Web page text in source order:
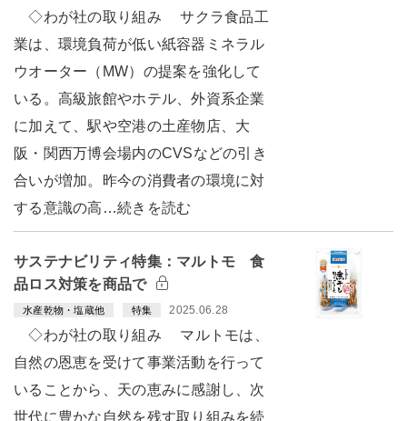
◇わが社の取り組み サクラ食品工
業は、環境負荷が低い紙容器ミネラル
ウオーター（MW）の提案を強化して
いる。高級旅館やホテル、外資系企業
に加えて、駅や空港の土産物店、大
阪・関西万博会場内のCVSなどの引き
合いが増加。昨今の消費者の環境に対
する意識の高…続きを読む
サステナビリティ特集：マルトモ 食
品ロス対策を商品で
水産乾物・塩蔵他 特集 2025.06.28
◇わが社の取り組み マルトモは、
自然の恩恵を受けて事業活動を行って
いることから、天の恵みに感謝し、次
世代に豊かな自然を残す取り組みを続